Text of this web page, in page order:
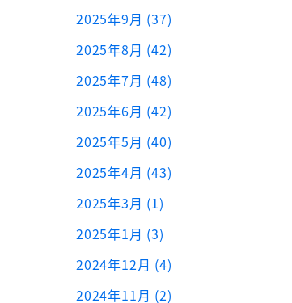
2025年9月 (37)
2025年8月 (42)
2025年7月 (48)
2025年6月 (42)
2025年5月 (40)
2025年4月 (43)
2025年3月 (1)
2025年1月 (3)
2024年12月 (4)
2024年11月 (2)